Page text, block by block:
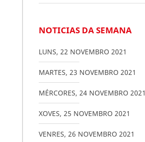
NOTICIAS DA SEMANA
LUNS, 22 NOVEMBRO 2021
MARTES, 23 NOVEMBRO 2021
MÉRCORES, 24 NOVEMBRO 2021
XOVES, 25 NOVEMBRO 2021
VENRES, 26 NOVEMBRO 2021